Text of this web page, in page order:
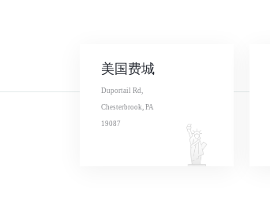
美国费城
Duportail Rd,
Chesterbrook, PA
19087